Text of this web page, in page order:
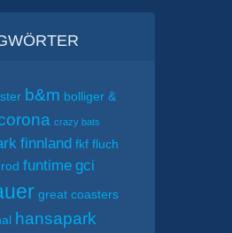
b&m bolliger &
crazy bats
finnland fkf fluch
funtime gci
great coasters
hansapark